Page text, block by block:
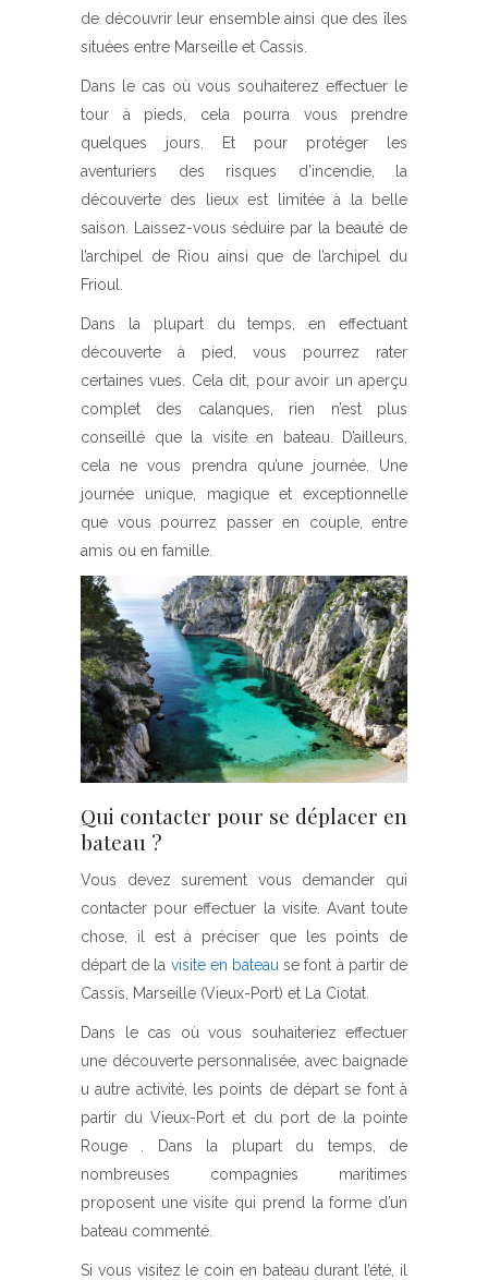
de découvrir leur ensemble ainsi que des îles
situées entre Marseille et Cassis.
Dans le cas où vous souhaiterez effectuer le
tour à pieds, cela pourra vous prendre
quelques jours. Et pour protéger les
aventuriers des risques d’incendie, la
découverte des lieux est limitée à la belle
saison. Laissez-vous séduire par la beauté de
l’archipel de Riou ainsi que de l’archipel du
Frioul.
Dans la plupart du temps, en effectuant
découverte à pied, vous pourrez rater
certaines vues. Cela dit, pour avoir un aperçu
complet des calanques, rien n’est plus
conseillé que la visite en bateau. D’ailleurs,
cela ne vous prendra qu’une journée. Une
journée unique, magique et exceptionnelle
que vous pourrez passer en couple, entre
amis ou en famille.
Qui contacter pour se déplacer en
bateau ?
Vous devez surement vous demander qui
contacter pour effectuer la visite. Avant toute
chose, il est à préciser que les points de
départ de la visite en bateau se font à partir de
Cassis, Marseille (Vieux-Port) et La Ciotat.
Dans le cas où vous souhaiteriez effectuer
une découverte personnalisée, avec baignade
u autre activité, les points de départ se font à
partir du Vieux-Port et du port de la pointe
Rouge . Dans la plupart du temps, de
nombreuses compagnies maritimes
proposent une visite qui prend la forme d’un
bateau commenté.
Si vous visitez le coin en bateau durant l’été, il